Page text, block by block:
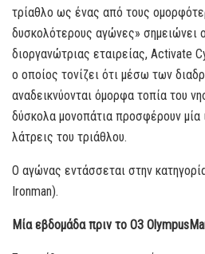
τρίαθλο ως ένας από τους
δυσκολότερους αγώνες» σημειώνει
διοργανώτριας εταιρείας, Activate
ο οποίος τονίζει ότι μέσω των
αναδεικνύονται όμορφα τοπία του
δύσκολα μονοπάτια προσφέρουν μία
λάτρεις του τριάθλου.
Ο αγώνας εντάσσεται στην
Ironman).
Μία εβδομάδα πριν το Ο3